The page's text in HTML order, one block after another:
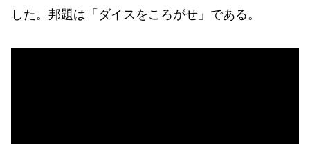
した。邦題は「ダイスをころがせ」である。